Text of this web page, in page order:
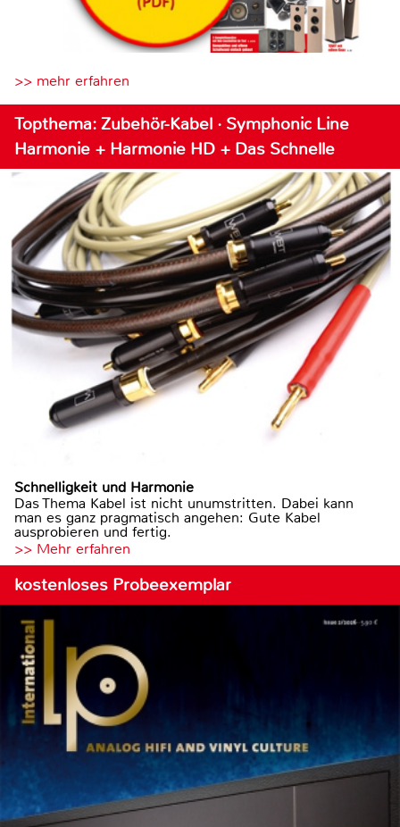
>> mehr erfahren
Topthema: Zubehör-Kabel · Symphonic Line
Harmonie + Harmonie HD + Das Schnelle
Schnelligkeit und Harmonie
Das Thema Kabel ist nicht unumstritten. Dabei kann
man es ganz pragmatisch angehen: Gute Kabel
ausprobieren und fertig.
>> Mehr erfahren
kostenloses Probeexemplar